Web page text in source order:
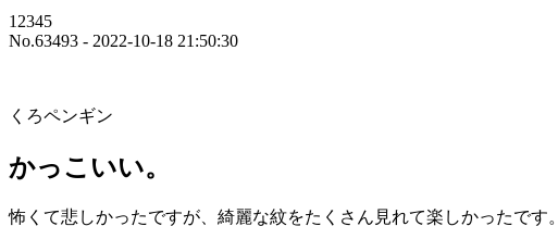
12345
No.63493 - 2022-10-18 21:50:30
くろペンギン
かっこいい。
怖くて悲しかったですが、綺麗な紋をたくさん見れて楽しかったです。